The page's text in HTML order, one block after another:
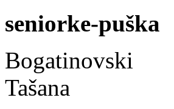
seniorke-puška
Bogatinovski